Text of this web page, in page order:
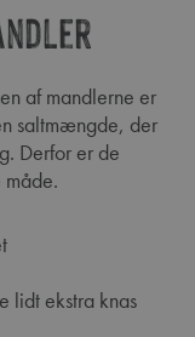
saltmængde, der
Derfor er de
lidt ekstra knas